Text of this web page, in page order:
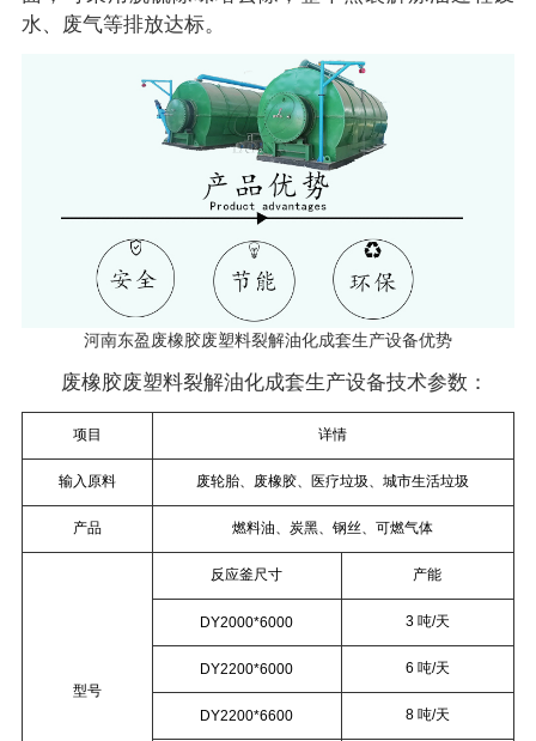
水、废气等排放达标。
河南东盈废橡胶废塑料裂解油化成套生产设备优势
废橡胶废塑料裂解油化成套生产设备技术参数：
项目 详情
输入原料 废轮胎、废橡胶、医疗垃圾、城市生活垃圾
产品 燃料油、炭黑、钢丝、可燃气体
型号
反应釜尺寸 产能
DY2000*6000 3 吨/天
DY2200*6000 6 吨/天
DY2200*6600 8 吨/天